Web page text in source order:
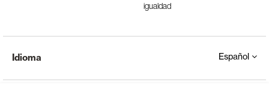
igualdad
Idioma Español